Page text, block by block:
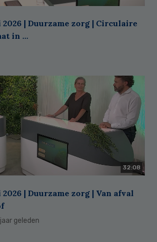
2026 | Duurzame zorg | Circulaire
in ...
32:08
| Duurzame zorg | Van afval
jaar geleden